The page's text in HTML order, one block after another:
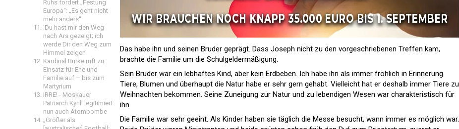
Ruhs fordert „Festung
Europa“: „Es geht nicht
mehr anders“
'Du hast mir den Weg
nach Ars gezeigt; ich
werde Dir den Weg zum
Himmel zeigen'
Kardinal Burke ruft zu
Einsatz für Ehe und
Familie auf – bis zum
Martyrium
IRRE! - Moskauer
Patriarch Kyrill legitimiert
nun auch Atombombe
„Größer als
Das habe ihn und seinen Bruder geprägt. Dass Joseph nicht zu den vorgeschriebenen Treffen kam,
brachte die Familie um die Schulgeldermäßigung.
Sein Bruder war ein lebhaftes Kind, aber kein Erdbeben. Ich habe ihn als immer fröhlich in Erinnerung.
Tiere, Blumen und überhaupt die Natur habe er sehr gern gehabt. Vielleicht hat er deshalb immer Tiere zu
Weihnachten bekommen. Seine Zuneigung zur Natur und zu lebendigen Wesen war charakteristisch für
ihn.
Die Familie war sehr geeint. Als Kinder haben sie täglich die Messe besucht, wann immer es möglich war.